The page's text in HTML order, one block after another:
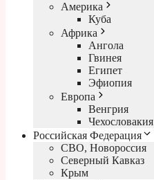
Америка
Куба
Африка
Ангола
Гвинея
Египет
Эфиопия
Европа
Венгрия
Чехословакия
Российская Федерация
СВО, Новороссия
Северный Кавказ
Крым